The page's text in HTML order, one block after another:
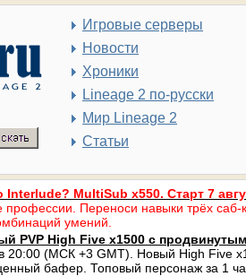
Игровые серверы
Новости
Хроники
Lineage 2 по-русски
Мир Lineage 2
Статьи
Interlude? MultiSub x550. Старт 7
Переноси навыки трёх саб-
умений.
PVP High Five x1500 с
20:00 (МСК +3 GMT). Новый High Five
бафер. Топовый персонаж за 1